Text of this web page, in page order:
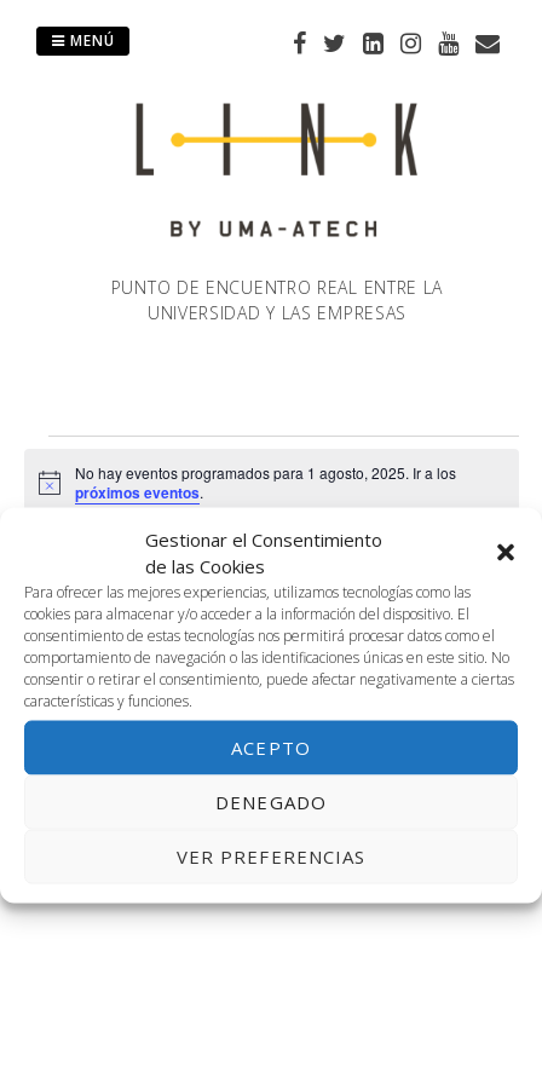
Gestionar el Consentimiento
de las Cookies
Para ofrecer las mejores experiencias, utilizamos tecnologías como las
cookies para almacenar y/o acceder a la información del dispositivo. El
consentimiento de estas tecnologías nos permitirá procesar datos como el
comportamiento de navegación o las identificaciones únicas en este sitio. No
consentir o retirar el consentimiento, puede afectar negativamente a ciertas
características y funciones.
ACEPTO
DENEGADO
VER PREFERENCIAS
PUNTO DE ENCUENTRO REAL ENTRE LA
UNIVERSIDAD Y LAS EMPRESAS
MENÚ
Eventos
1
agosto,
2025
Aviso
No hay eventos programados para 1 agosto, 2025. Ir a los
próximos eventos.
de
BUSCAR
de
DÍA
2025-08-01
Selecciona
la
fecha.
Día anterior Siguiente día
SUSCRIBIRSE AL CALENDARIO